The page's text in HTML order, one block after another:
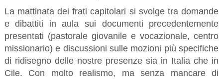
La mattinata dei frati capitolari si svolge tra domande
e dibattiti in aula sui documenti precedentemente
presentati (pastorale giovanile e vocazionale, centro
missionario) e discussioni sulle mozioni più specifiche
di ridisegno delle nostre presenze sia in Italia che in
Cile. Con molto realismo, ma senza mancare di